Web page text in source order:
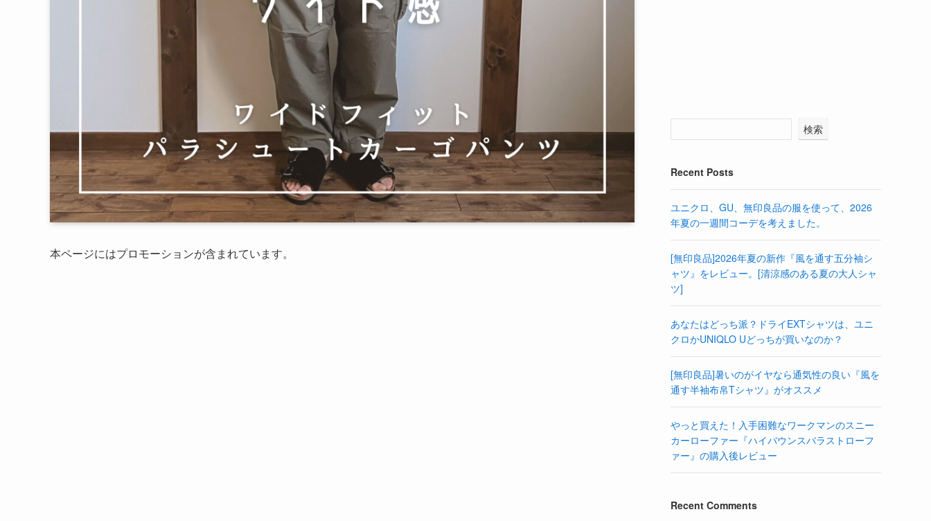
本ページにはプロモーションが含まれています。
検索
Recent Posts
ユニクロ、GU、無印良品の服を使って、2026
年夏の一週間コーデを考えました。
[無印良品]2026年夏の新作『風を通す五分袖シ
ャツ』をレビュー。[清涼感のある夏の大人シャ
ツ]
あなたはどっち派？ドライEXTシャツは、ユニ
クロかUNIQLO Uどっちが買いなのか？
[無印良品]暑いのがイヤなら通気性の良い『風を
通す半袖布帛Tシャツ』がオススメ
やっと買えた！入手困難なワークマンのスニー
カーローファー『ハイバウンスバラストローフ
ァー』の購入後レビュー
Recent Comments